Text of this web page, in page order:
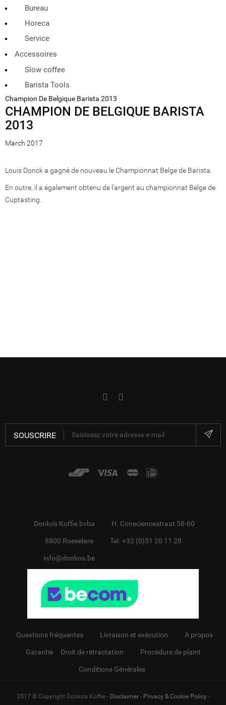
Bureau
Horeca
Service
Accessoires
Slow coffee
Barista Tools
Champion De Belgique Barista 2013
CHAMPION DE BELGIQUE BARISTA
2013
March 2017
Louis Donck a gagné de nouveau le Championnat Belge de Barista.
En outre, il a également obtenu de l'argent au championnat Belge de
Cuptasting.
SOUSCRIRE
Donko's Koffie bvba H. Consciencestraat 58-60
8800 Roeselare Tel. +32 (0)51 20 11 28
info@donkos.be
Questions fréquentes Livraison et exécution A propos
Garantie& Droit de rétractation Procédure de plaint
Conditions Générales
2017 © Copyright Donko's Koffie - Disclaimer- Privacy & Cookie Policy-